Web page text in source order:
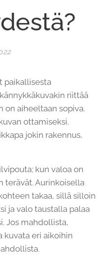
paikallisesta
riittää
on aiheeltaan sopiva.
ottamiseksi.
jokin rakennus,
kun valoa on
terävät. Aurinkoisella
takaa, sillä silloin
ja valo taustalla palaa
Jos mahdollista,
kuvata eri aikoihin